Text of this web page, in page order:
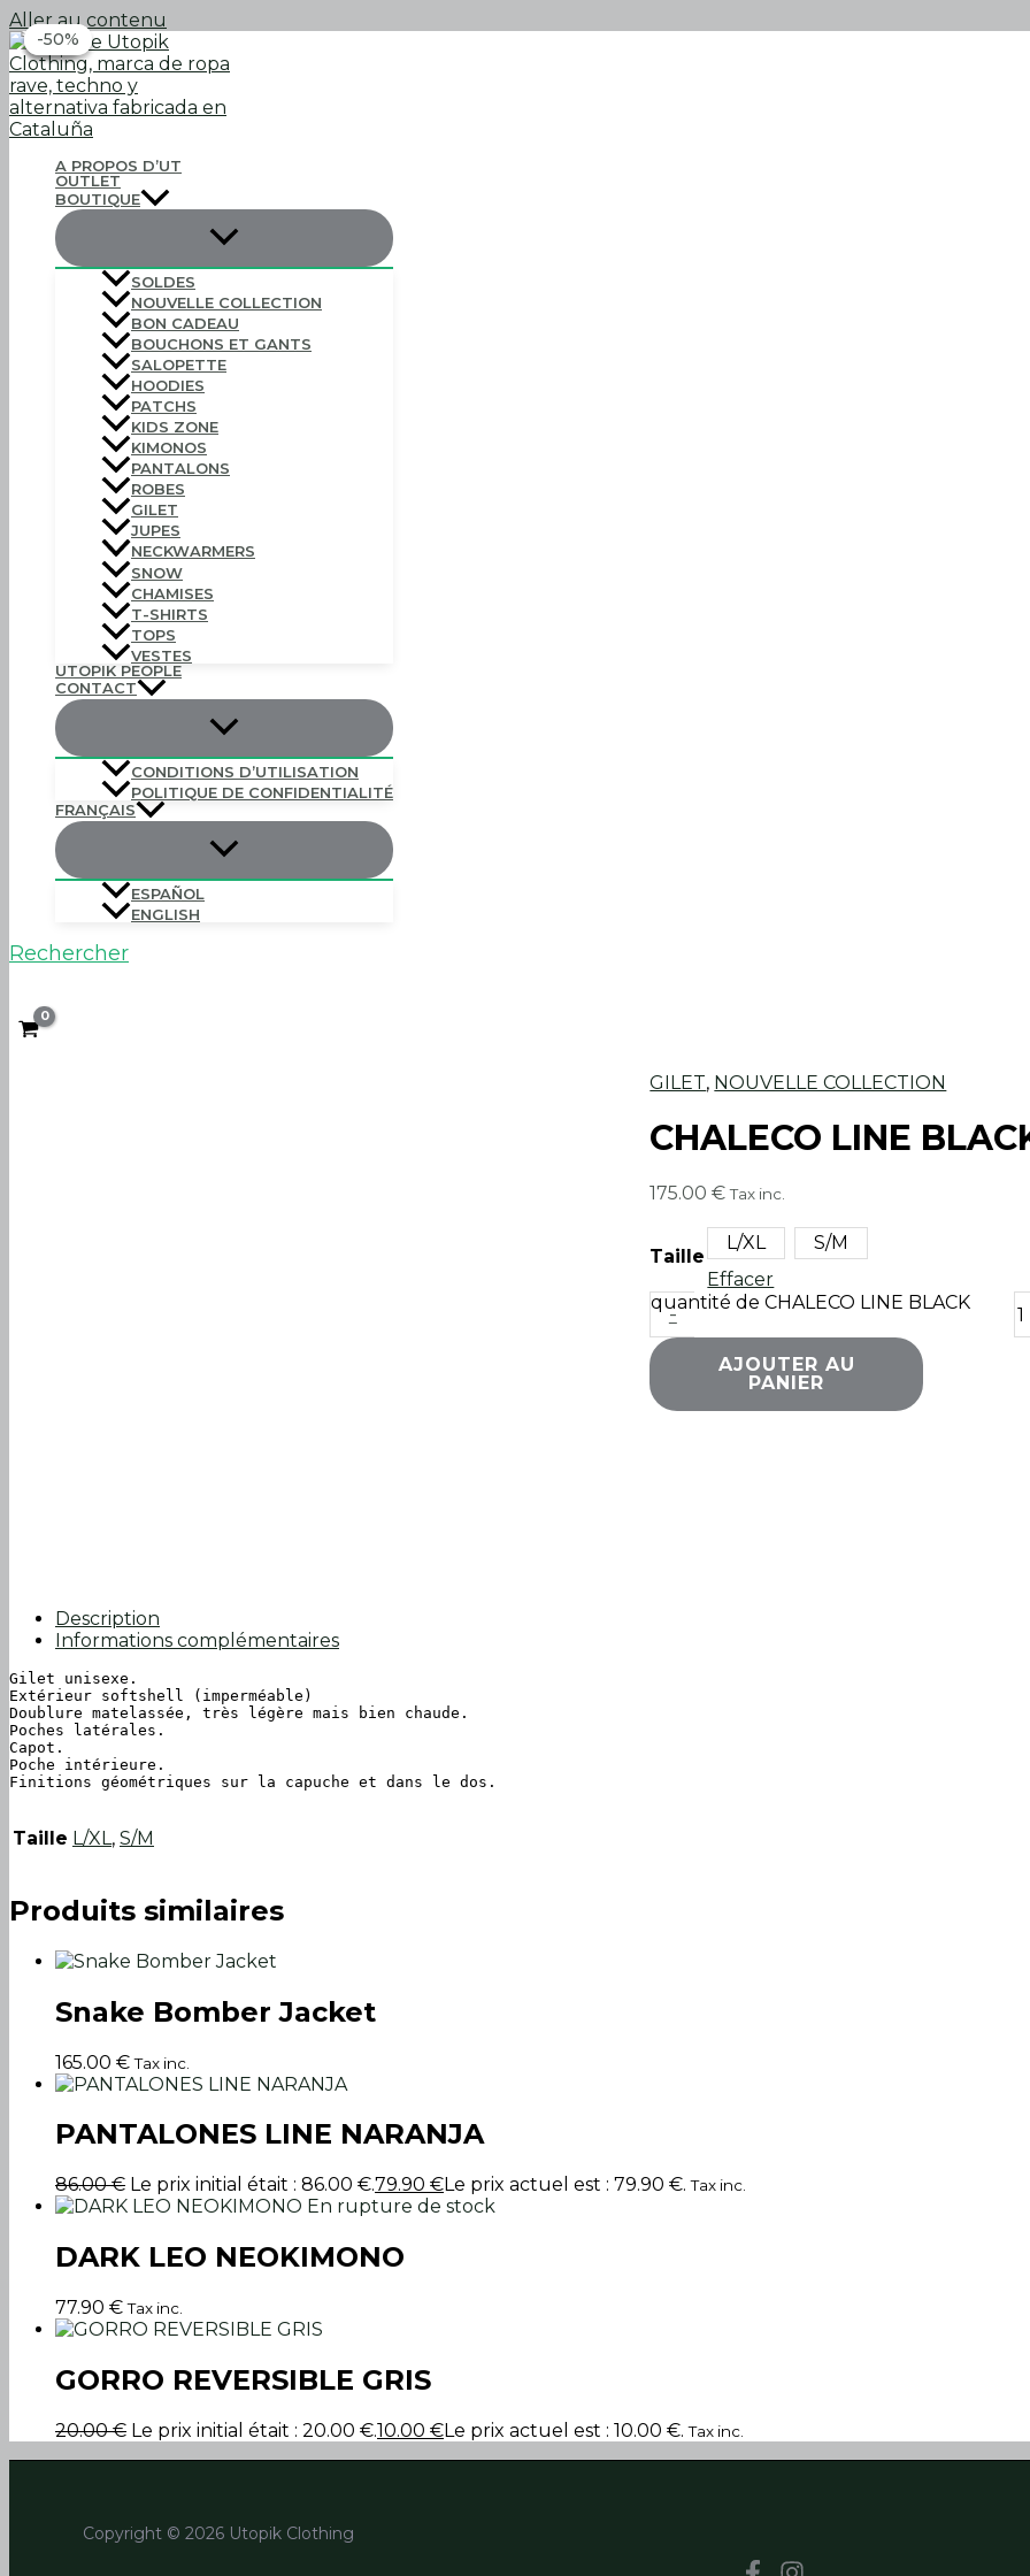
Aller au contenu
A PROPOS D’UT
OUTLET
BOUTIQUE
SOLDES
NOUVELLE COLLECTION
BON CADEAU
BOUCHONS ET GANTS
SALOPETTE
HOODIES
PATCHS
KIDS ZONE
KIMONOS
PANTALONS
ROBES
GILET
JUPES
NECKWARMERS
SNOW
CHAMISES
T-SHIRTS
TOPS
VESTES
UTOPIK PEOPLE
CONTACT
CONDITIONS D’UTILISATION
POLITIQUE DE CONFIDENTIALITÉ
FRANÇAIS
ESPAÑOL
ENGLISH
Rechercher
GILET, NOUVELLE COLLECTION
CHALECO LINE
175.00€ Tax inc.
Taille
L/XL
S/M
Effacer
-
quantité de CHALECO LINE BLACK
AJOUTER AU
PANIER
Description
Informations complémentaires
Gilet unisexe.
Extérieur softshell (imperméable)
Doublure matelassée, très légère mais bien chaude.
Poches latérales.
Capot.
Poche intérieure.
Finitions géométriques sur la capuche et dans le dos.
Taille L/XL, S/M
Produits similaires
Snake Bomber Jacket
165.00 € Tax inc.
-7%
-7%
PANTALONES LINE NARANJA
86.00€ Le prix initial était : 86.00 €.79.90 €Le prix actuel est : 79.90 €. Tax inc.
En rupture de stock
DARK LEO NEOKIMONO
77.90 € Tax inc.
-50%
-50%
GORRO REVERSIBLE GRIS
20.00€ Le prix initial était : 20.00 €.10.00 €Le prix actuel est : 10.00 €. Tax inc.
Copyright © 2026 Utopik Clothing